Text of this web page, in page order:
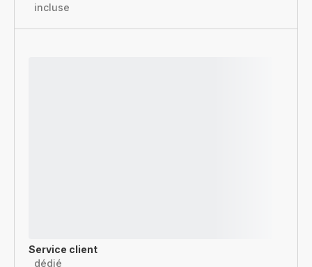
incluse
Service client
dédié